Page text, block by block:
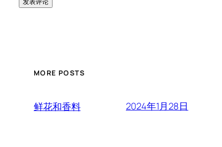
MORE POSTS
鲜花和香料 2024年1月28日